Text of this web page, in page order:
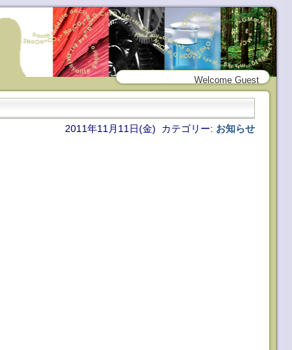
Welcome Guest
2011年11月11日(金) カテゴリー: お知らせ